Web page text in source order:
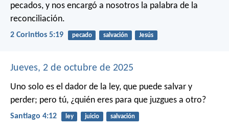
pecados, y nos encargó a nosotros la palabra de la
reconciliación.
2 Corintios 5:19 pecado salvación Jesús
Jueves, 2 de octubre de 2025
Uno solo es el dador de la ley, que puede salvar y
perder; pero tú, ¿quién eres para que juzgues a otro?
Santiago 4:12 ley juicio salvación